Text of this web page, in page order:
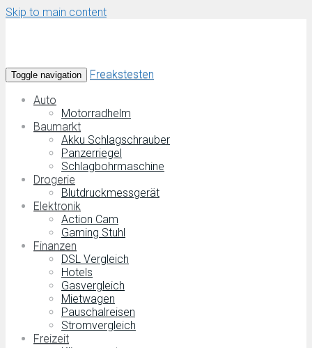
Skip to main content
Toggle navigation
Freakstesten
Auto
Motorradhelm
Baumarkt
Akku Schlagschrauber
Panzerriegel
Schlagbohrmaschine
Drogerie
Blutdruckmessgerät
Elektronik
Action Cam
Gaming Stuhl
Finanzen
DSL Vergleich
Hotels
Gasvergleich
Mietwagen
Pauschalreisen
Stromvergleich
Freizeit